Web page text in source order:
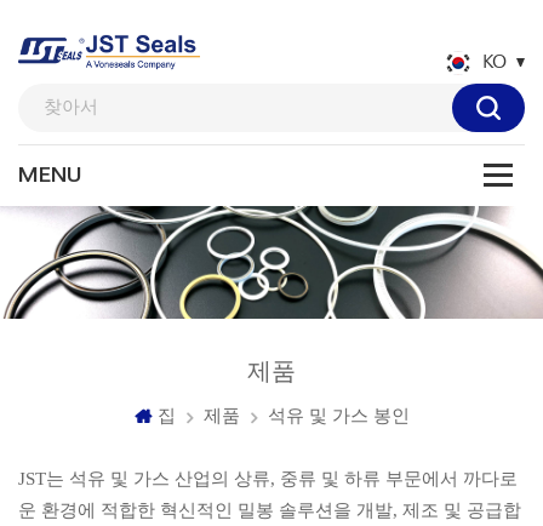
KO
제품
집 제품 석유 및 가스 봉인
JST는 석유 및 가스 산업의 상류, 중류 및 하류 부문에서 까다로
운 환경에 적합한 혁신적인 밀봉 솔루션을 개발, 제조 및 공급합